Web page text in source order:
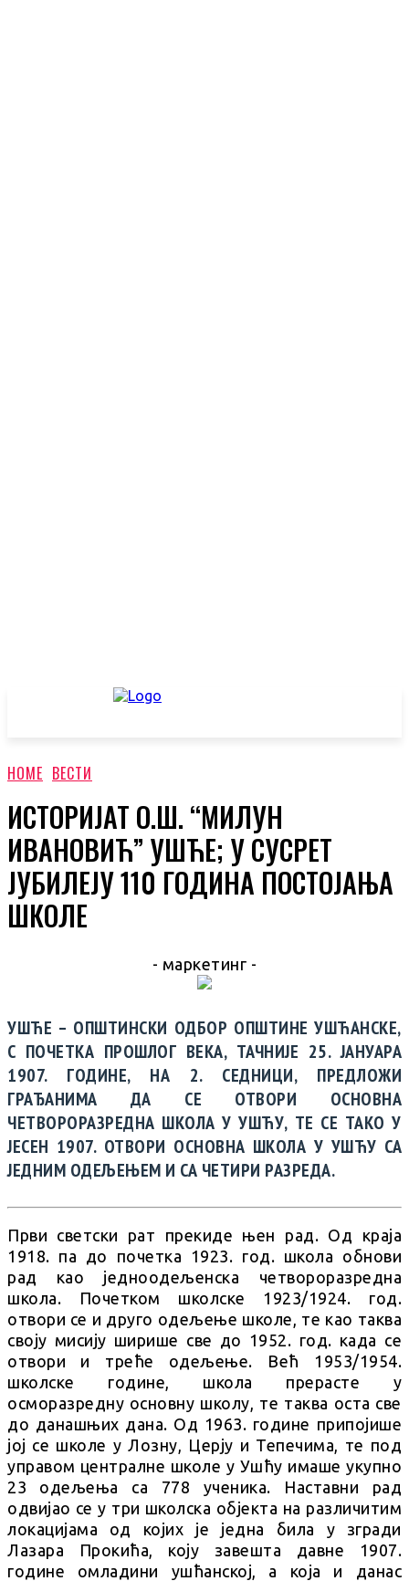
HOME ВЕСТИ
ИСТОРИЈАТ О.Ш. “МИЛУН
ИВАНОВИЋ” УШЋЕ; У СУСРЕТ
ЈУБИЛЕЈУ 110 ГОДИНА ПОСТОЈАЊА
ШКОЛЕ
- маркетинг -
УШЋЕ – ОПШТИНСКИ ОДБОР ОПШТИНЕ УШЋАНСКЕ,
С ПОЧЕТКА ПРОШЛОГ ВЕКА, ТАЧНИЈЕ 25. ЈАНУАРА
1907. ГОДИНЕ, НА 2. СЕДНИЦИ, ПРЕДЛОЖИ
ГРАЂАНИМА ДА СЕ ОТВОРИ ОСНОВНА
ЧЕТВОРОРАЗРЕДНА ШКОЛА У УШЋУ, ТЕ СЕ ТАКО У
ЈЕСЕН 1907. ОТВОРИ ОСНОВНА ШКОЛА У УШЋУ СА
ЈЕДНИМ ОДЕЉЕЊЕМ И СА ЧЕТИРИ РАЗРЕДА.
Први светски рат прекиде њен рад. Од краја
1918. па до почетка 1923. год. школа обнови
рад као једноодељенска четвороразредна
школа. Почетком школске 1923/1924. год.
отвори се и друго одељење школе, те као таква
своју мисију ширише све до 1952. год. када се
отвори и треће одељење. Већ 1953/1954.
школске године, школа прерасте у
осморазредну основну школу, те таква оста све
до данашњих дана. Од 1963. године припојише
јој се школе у Лозну, Церју и Тепечима, те под
управом централне школе у Ушћу имаше укупно
23 одељења са 778 ученика. Наставни рад
одвијао се у три школска објекта на различитим
локацијама од којих је једна била у згради
Лазара Прокића, коју завешта давне 1907.
године омладини ушћанској, а која и данас